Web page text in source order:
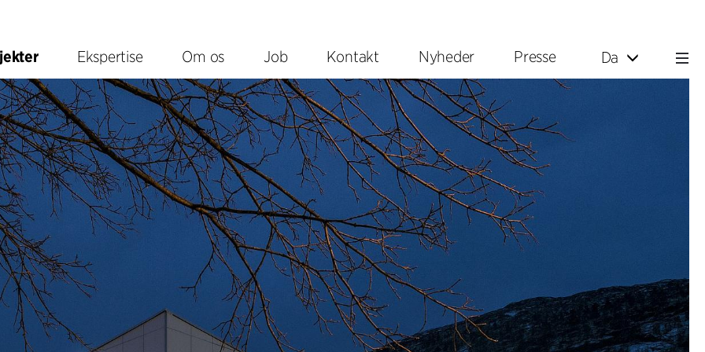
Ekspertise Om os Job Kontakt Nyheder Presse Da